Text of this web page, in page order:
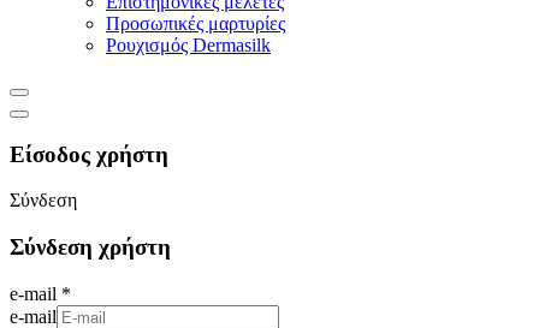
Προσωπικές μαρτυρίες
Ρουχισμός Dermasilk
Είσοδος χρήστη
Σύνδεση
Σύνδεση χρήστη
e-mail *
e-mail